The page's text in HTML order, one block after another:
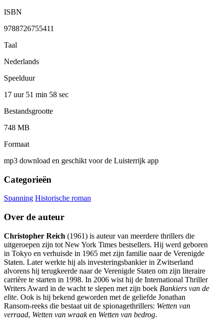
ISBN
9788726755411
Taal
Nederlands
Speelduur
17 uur 51 min 58 sec
Bestandsgrootte
748 MB
Formaat
mp3 download en geschikt voor de Luisterrijk app
Categorieën
Spanning Historische roman
Over de auteur
Christopher Reich (1961) is auteur van meerdere thrillers die
uitgeroepen zijn tot New York Times bestsellers. Hij werd geboren
in Tokyo en verhuisde in 1965 met zijn familie naar de Verenigde
Staten. Later werkte hij als investeringsbankier in Zwitserland
alvorens hij terugkeerde naar de Verenigde Staten om zijn literaire
carrière te starten in 1998. In 2006 wist hij de International Thriller
Writers Award in de wacht te slepen met zijn boek Bankiers van de
elite. Ook is hij bekend geworden met de geliefde Jonathan
Ransom-reeks die bestaat uit de spionagethrillers: Wetten van
verraad, Wetten van wraaken Wetten van bedrog.